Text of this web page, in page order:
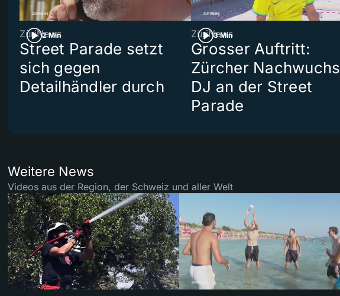
2 Min
ZüriNews
Street Parade setzt
sich gegen
Detailhändler durch
3 Min
ZüriNews
Grosser Auftritt:
Zürcher
DJ an der Street
Parade
Weitere News
Videos aus der Region, der Schweiz und aller Welt